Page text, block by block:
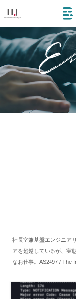
社長室兼基盤エンジニア
アを超越しているが、実
なお仕事。AS2497 / The